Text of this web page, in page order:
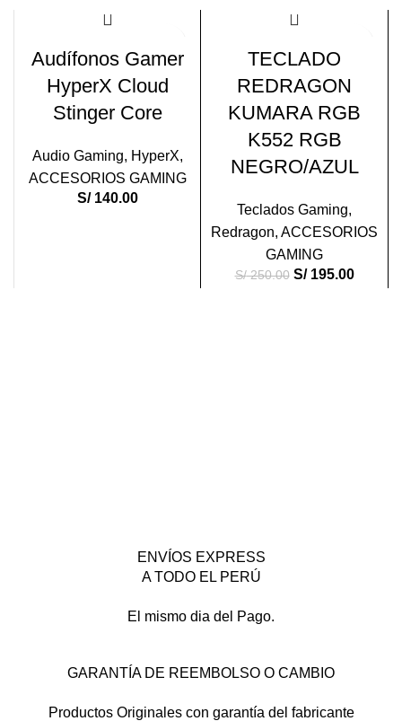
Audífonos Gamer
HyperX Cloud
Stinger Core
Audio Gaming, HyperX,
ACCESORIOS GAMING
S/140.00
TECLADO
REDRAGON
KUMARA RGB
K552 RGB
NEGRO/AZUL
Teclados Gaming,
Redragon, ACCESORIOS
GAMING
S/250.00 S/195.00
ENVÍOS EXPRESS
A TODO EL PERÚ
El mismo dia del Pago.
GARANTÍA DE REEMBOLSO O CAMBIO
Productos Originales con garantía del fabricante